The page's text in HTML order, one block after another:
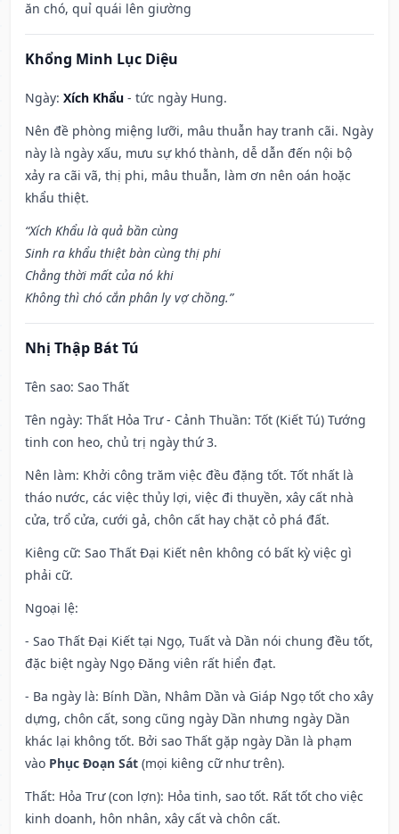
ăn chó, quỉ quái lên giường
Khổng Minh Lục Diệu
Ngày: Xích Khẩu - tức ngày Hung.
Nên đề phòng miệng lưỡi, mâu thuẫn hay tranh cãi. Ngày
này là ngày xấu, mưu sự khó thành, dễ dẫn đến nội bộ
xảy ra cãi vã, thị phi, mâu thuẫn, làm ơn nên oán hoặc
khẩu thiệt.
“Xích Khẩu là quả bần cùng
Sinh ra khẩu thiệt bàn cùng thị phi
Chẳng thời mất của nó khi
Không thì chó cắn phân ly vợ chồng.”
Nhị Thập Bát Tú
Tên sao: Sao Thất
Tên ngày: Thất Hỏa Trư - Cảnh Thuần: Tốt (Kiết Tú) Tướng
tinh con heo, chủ trị ngày thứ 3.
Nên làm: Khởi công trăm việc đều đặng tốt. Tốt nhất là
tháo nước, các việc thủy lợi, việc đi thuyền, xây cất nhà
cửa, trổ cửa, cưới gả, chôn cất hay chặt cỏ phá đất.
Kiêng cữ: Sao Thất Đại Kiết nên không có bất kỳ việc gì
phải cữ.
Ngoại lệ:
- Sao Thất Đại Kiết tại Ngọ, Tuất và Dần nói chung đều tốt,
đặc biệt ngày Ngọ Đăng viên rất hiển đạt.
- Ba ngày là: Bính Dần, Nhâm Dần và Giáp Ngọ tốt cho xây
dựng, chôn cất, song cũng ngày Dần nhưng ngày Dần
khác lại không tốt. Bởi sao Thất gặp ngày Dần là phạm
vào Phục Đoạn Sát (mọi kiêng cữ như trên).
Thất: Hỏa Trư (con lợn): Hỏa tinh, sao tốt. Rất tốt cho việc
kinh doanh, hôn nhân, xây cất và chôn cất.